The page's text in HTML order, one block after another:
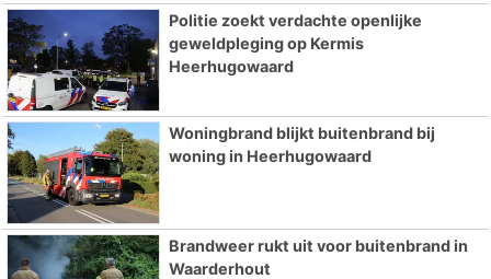
Politie zoekt verdachte openlijke
geweldpleging op Kermis
Heerhugowaard
Woningbrand blijkt buitenbrand bij
woning in Heerhugowaard
Brandweer rukt uit voor buitenbrand in
Waarderhout